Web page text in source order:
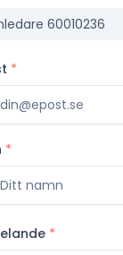
60010236
*
*
*